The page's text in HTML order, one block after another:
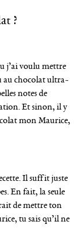
?
j’ai voulu mettre
au chocolat ultra-
notes de
Et sinon, il y
mon Maurice,
Il suffit juste
En fait, la seule
de mettre ton
tu sais qu’il ne